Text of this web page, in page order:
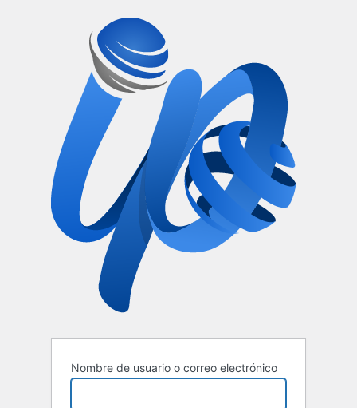
Nombre de usuario o correo electrónico